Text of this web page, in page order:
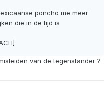
poncho me meer
die in de tijd is
van de tegenstander ?